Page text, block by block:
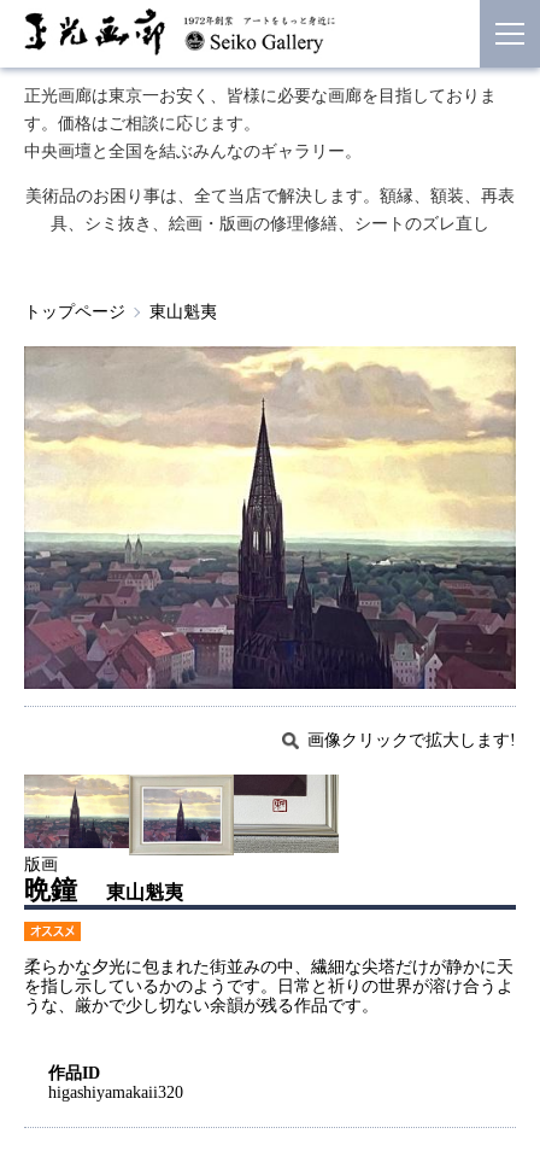
正光画廊は東京一お安く、皆様に必要な画廊を目指しておりま
す。価格はご相談に応じます。
中央画壇と全国を結ぶみんなのギャラリー。
美術品のお困り事は、全て当店で解決します。額縁、額装、再表
具、シミ抜き、絵画・版画の修理修繕、シートのズレ直し
トップページ 東山魁夷
画像クリックで拡大します!
版画
晩鐘 東山魁夷
柔らかな夕光に包まれた街並みの中、繊細な尖塔だけが静かに天
を指し示しているかのようです。日常と祈りの世界が溶け合うよ
うな、厳かで少し切ない余韻が残る作品です。
作品ID
higashiyamakaii320